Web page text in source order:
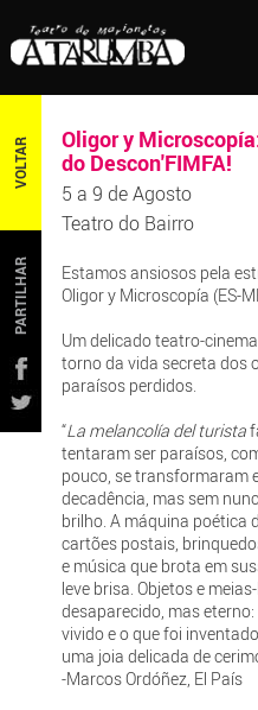
VOLTAR
PARTILHAR
Oligor y
do Descon'FIMFA!
5 a 9 de Agosto
Teatro do Bairro
Estamos ansiosos pela
Oligor y Microscopía (ES-
Um delicado teatro-
torno da vida secreta dos
paraísos perdidos.
“La melancolía del turista
tentaram ser paraísos,
pouco, se transformaram
decadência, mas sem
brilho. A máquina poética
cartões postais,
e música que brota em
leve brisa. Objetos e
desaparecido, mas
vivido e o que foi
uma joia delicada de
-Marcos Ordóñez, El País